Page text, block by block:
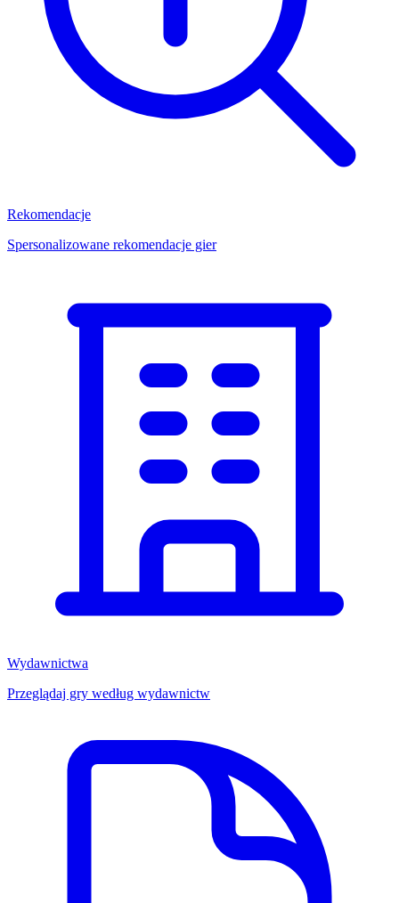
Rekomendacje
Spersonalizowane rekomendacje gier
Wydawnictwa
Przeglądaj gry według wydawnictw